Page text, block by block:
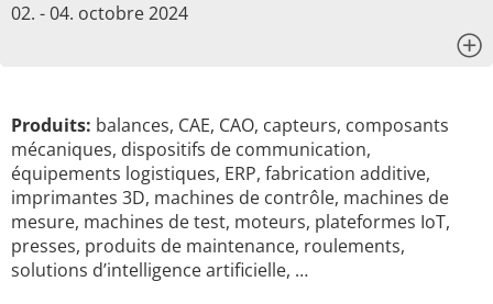
02. - 04. octobre 2024
Produits: balances, CAE, CAO, capteurs, composants
mécaniques, dispositifs de communication,
équipements logistiques, ERP, fabrication additive,
imprimantes 3D, machines de contrôle, machines de
mesure, machines de test, moteurs, plateformes IoT,
presses, produits de maintenance, roulements,
solutions d’intelligence artificielle, …